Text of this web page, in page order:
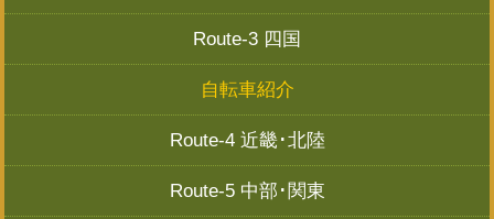
Route-3 四国
自転車紹介
Route-4 近畿･北陸
Route-5 中部･関東